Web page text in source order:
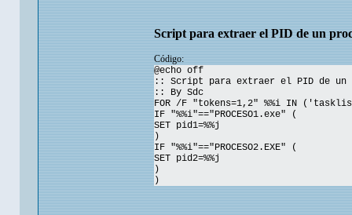
Script para extraer el PID de un
Código:
@echo off
:: Script para extraer el PID de un
:: By Sdc
FOR /F "tokens=1,2" %%i IN
IF "%%i"=="PROCESO1.exe" (
SET pid1=%%j
)
IF "%%i"=="PROCESO2.EXE" (
SET pid2=%%j
)
)